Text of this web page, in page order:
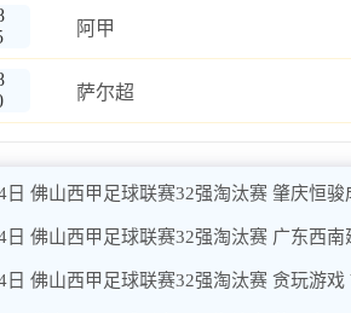
阿甲
萨尔超
日 佛山西甲足球联赛32强淘汰赛 肇庆恒
日 佛山西甲足球联赛32强淘汰赛 广东西
日 佛山西甲足球联赛32强淘汰赛 贪玩游